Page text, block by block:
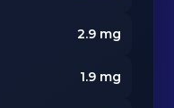
2.9mg
1.9mg